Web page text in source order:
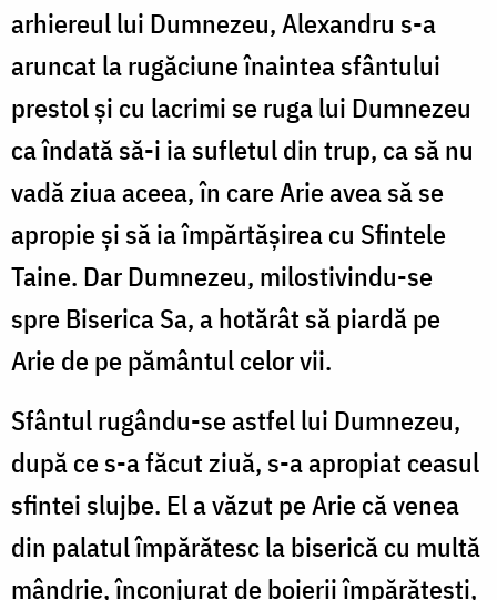
arhiereul lui Dumnezeu, Alexandru s-a
aruncat la rugăciune înaintea sfântului
prestol și cu lacrimi se ruga lui Dumnezeu
ca îndată să-i ia sufletul din trup, ca să nu
vadă ziua aceea, în care Arie avea să se
apropie și să ia împărtășirea cu Sfintele
Taine. Dar Dumnezeu, milostivindu-se
spre Biserica Sa, a hotărât să piardă pe
Arie de pe pământul celor vii.
Sfântul rugându-se astfel lui Dumnezeu,
după ce s-a făcut ziuă, s-a apropiat ceasul
sfintei slujbe. El a văzut pe Arie că venea
din palatul împărătesc la biserică cu multă
mândrie, înconjurat de boierii împărătești,